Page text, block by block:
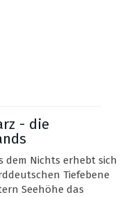
- die
dem Nichts erhebt sich
Tiefebene
Seehöhe das